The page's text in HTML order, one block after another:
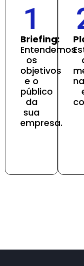
1
Briefing:
Entendemos
os
objetivos
e o
público
da
sua
empresa.